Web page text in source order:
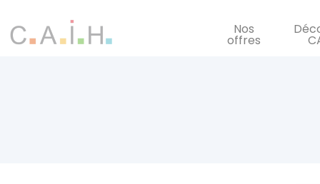
Nos
offres